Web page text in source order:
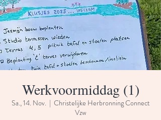
Werkvoormiddag (1)
Sa., 14. Nov.
  |
Christelijke Herbronning Connect
Vzw